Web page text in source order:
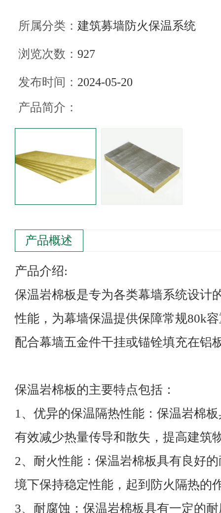
所属分类： 建筑募墙防火保温系统
浏览次数： 927
发布时间： 2024-05-20
产品简介：
产品概述
产品介绍:
保温岩棉板是专为各类幕墙系统设计
性能，为幕墙保温提供保障常规80k
配合幕墙五金件干挂或锚铨填充在铝
保温岩棉板的主要特点包括：
1、优异的保温隔热性能：保温岩棉
有效减少热量传导和散失，提高建筑
2、耐火性能：保温岩棉板具有良好
境下保持稳定性能，起到防火隔热的
3、耐腐蚀：保温岩棉板具有一定的